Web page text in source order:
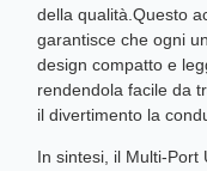
della qualità.Questo
garantisce che ogni
design compatto e
rendendola facile da
il divertimento la
In sintesi, il Multi-Port